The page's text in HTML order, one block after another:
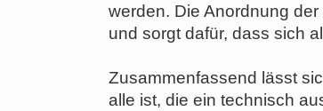
werden. Die Anordnung
und sorgt dafür, dass sich
Zusammenfassend lässt
alle ist, die ein technisch